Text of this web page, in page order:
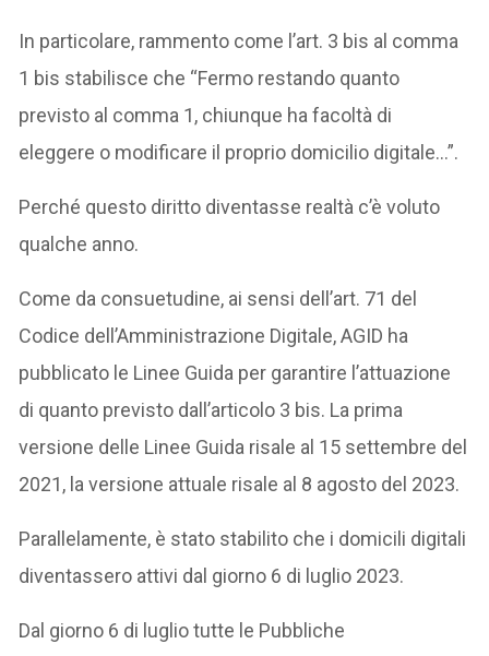
In particolare, rammento come l’art. 3 bis al comma
1 bis stabilisce che “Fermo restando quanto
previsto al comma 1, chiunque ha facoltà di
eleggere o modificare il proprio domicilio digitale…”.
Perché questo diritto diventasse realtà c’è voluto
qualche anno.
Come da consuetudine, ai sensi dell’art. 71 del
Codice dell’Amministrazione Digitale, AGID ha
pubblicato le Linee Guida per garantire l’attuazione
di quanto previsto dall’articolo 3 bis. La prima
versione delle Linee Guida risale al 15 settembre del
2021, la versione attuale risale al 8 agosto del 2023.
Parallelamente, è stato stabilito che i domicili digitali
diventassero attivi dal giorno 6 di luglio 2023.
Dal giorno 6 di luglio tutte le Pubbliche